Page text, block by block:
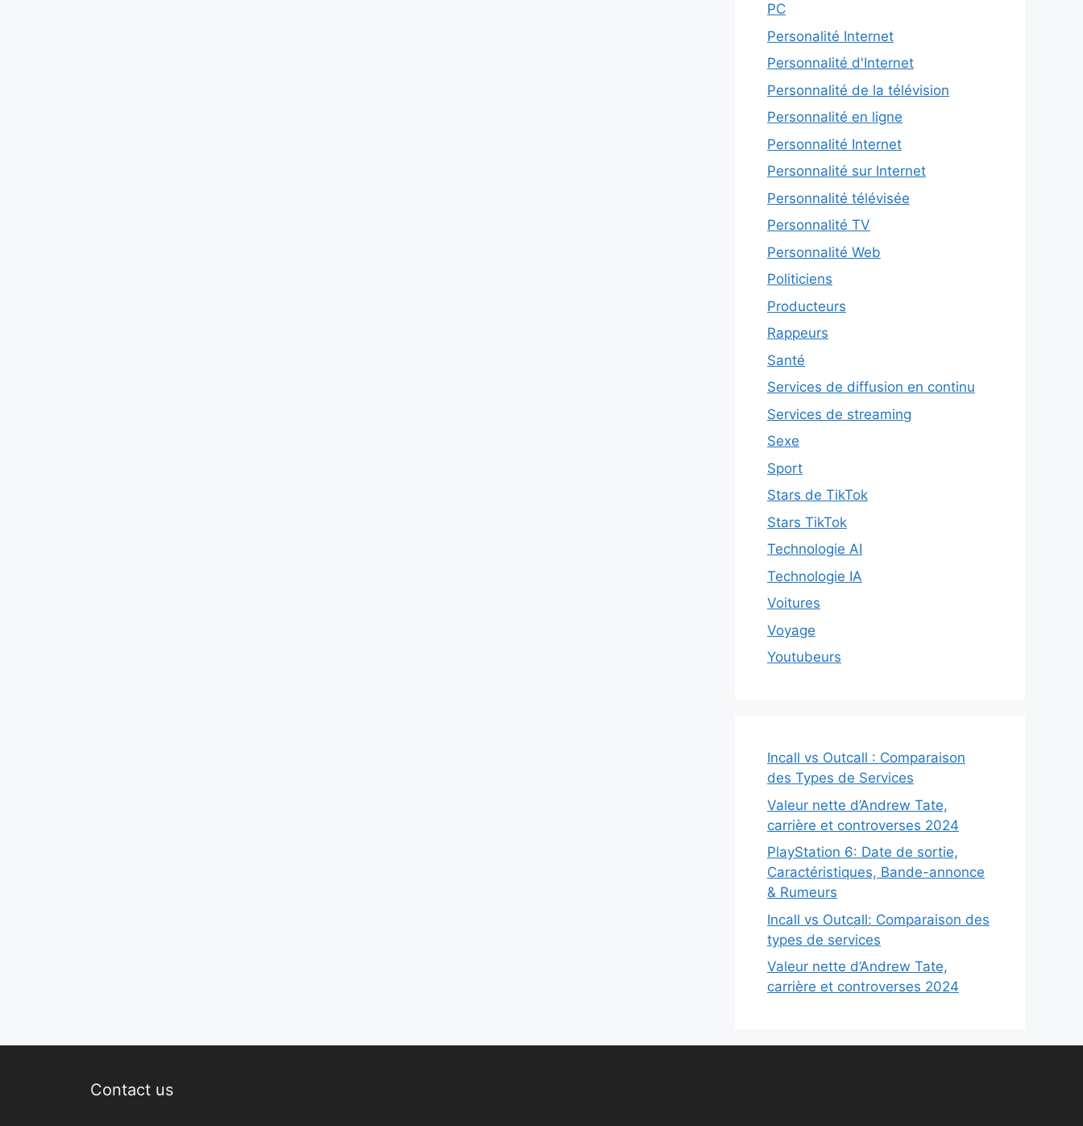
PC
Personalité Internet
Personnalité d'Internet
Personnalité de la télévision
Personnalité en ligne
Personnalité Internet
Personnalité sur Internet
Personnalité télévisée
Personnalité TV
Personnalité Web
Politiciens
Producteurs
Rappeurs
Santé
Services de diffusion en continu
Services de streaming
Sexe
Sport
Stars de TikTok
Stars TikTok
Technologie AI
Technologie IA
Voitures
Voyage
Youtubeurs
Incall vs Outcall : Comparaison
des Types de Services
Valeur nette d’Andrew Tate,
carrière et controverses 2024
PlayStation 6: Date de sortie,
Caractéristiques, Bande-annonce
& Rumeurs
Incall vs Outcall: Comparaison des
types de services
Valeur nette d’Andrew Tate,
carrière et controverses 2024
Contact us